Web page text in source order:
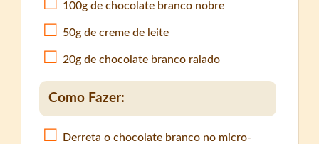
100g de chocolate branco nobre
50g de creme de leite
20g de chocolate branco ralado
Como Fazer:
Derreta o chocolate branco no micro-